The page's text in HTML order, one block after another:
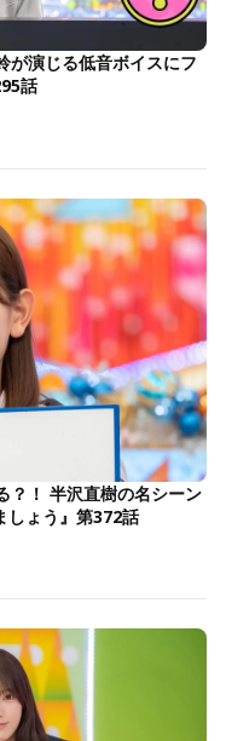
が演じる低音ボイスにフ
話
？！ 半沢直樹の名シーン
しょう』第372話